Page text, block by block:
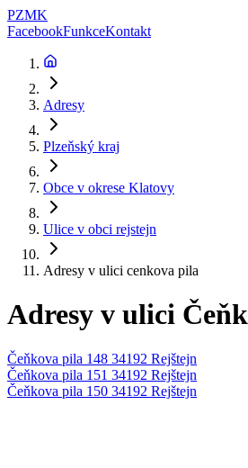
PZMK
FacebookFunkceKontakt
Adresy
Plzeňský kraj
Obce v okrese Klatovy
Ulice v obci rejstejn
Adresy v ulici cenkova pila
Adresy v ulici
Čeňkova pila 148 34192 Rejštejn
Čeňkova pila 151 34192 Rejštejn
Čeňkova pila 150 34192 Rejštejn